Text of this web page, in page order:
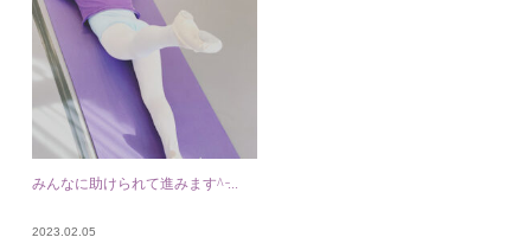
みんなに助けられて進みます^ ̵...
2023.02.05